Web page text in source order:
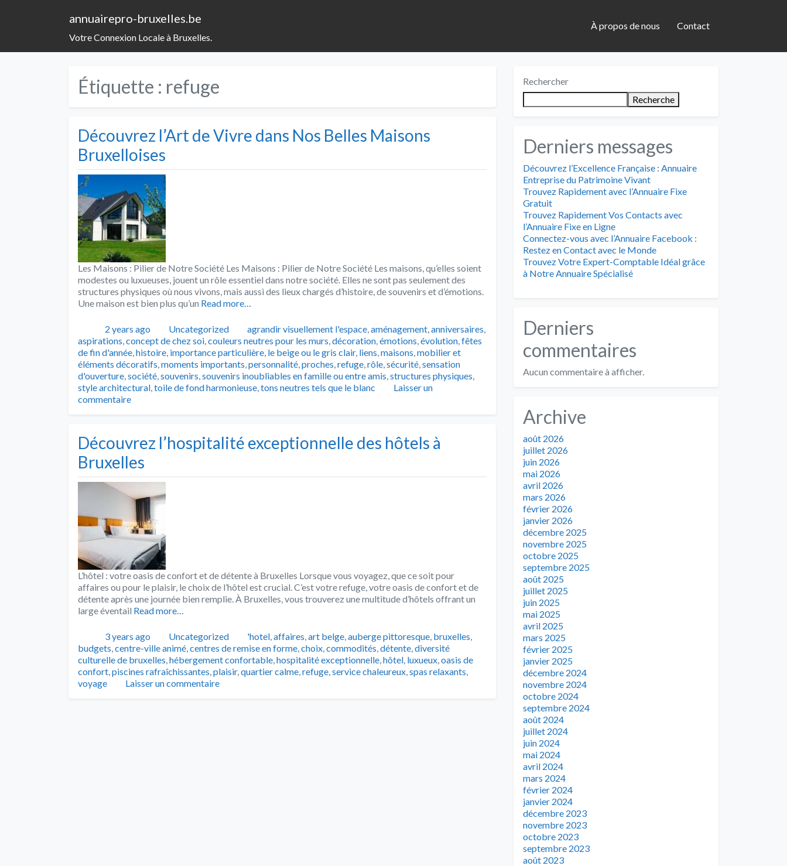
annuairepro-bruxelles.be
Votre Connexion Locale à Bruxelles.
À propos de nous Contact
Étiquette : refuge
Découvrez l’Art de Vivre dans Nos Belles Maisons
Bruxelloises
Les Maisons : Pilier de Notre Société Les Maisons : Pilier de Notre Société Les maisons, qu’elles soient
modestes ou luxueuses, jouent un rôle essentiel dans notre société. Elles ne sont pas seulement des
structures physiques où nous vivons, mais aussi des lieux chargés d’histoire, de souvenirs et d’émotions.
Une maison est bien plus qu’un Read more…
Publié2 years ago Catégories
Uncategorized Tags
agrandir visuellement l'espace,aménagement,anniversaires,
aspirations,concept de chez soi,couleurs neutres pour les murs,décoration,émotions,évolution,fêtes
de fin d'année,histoire, importance particulière, le beige ou le gris clair, liens,maisons,mobilier et
éléments décoratifs,moments importants,personnalité,proches,refuge,rôle,sécurité,sensation
d'ouverture,société,souvenirs,souvenirs inoubliables en famille ou entre amis,structures physiques,
style architectural,toile de fond harmonieuse,tons neutres tels que le blanc
Laisser un
commentaire
Découvrez l’hospitalité exceptionnelle des hôtels à
Bruxelles
L’hôtel : votre oasis de confort et de détente à Bruxelles Lorsque vous voyagez, que ce soit pour
affaires ou pour le plaisir, le choix de l’hôtel est crucial. C’est votre refuge, votre oasis de confort et de
détente après une journée bien remplie. À Bruxelles, vous trouverez une multitude d’hôtels offrant un
large éventail Read more…
Publié3 years ago Catégories
Uncategorized Tags
'hotel,affaires,art belge,auberge pittoresque, bruxelles,
budgets,centre-ville animé,centres de remise en forme,choix,commodités,détente,diversité
culturelle de bruxelles,hébergement confortable,hospitalité exceptionnelle,hôtel, luxueux,oasis de
confort,piscines rafraîchissantes,plaisir,quartier calme,refuge,service chaleureux,spas relaxants,
voyage
Laisser un commentaire
Rechercher
Recherche
Derniers messages
Découvrez l’Excellence Française : Annuaire
Entreprise du Patrimoine Vivant
Trouvez Rapidement avec l’Annuaire Fixe
Gratuit
Trouvez Rapidement Vos Contacts avec
l’Annuaire Fixe en Ligne
Connectez-vous avec l’Annuaire Facebook :
Restez en Contact avec le Monde
Trouvez Votre Expert-Comptable Idéal grâce
à Notre Annuaire Spécialisé
Derniers
commentaires
Aucun commentaire à afficher.
Archive
août 2026
juillet 2026
juin 2026
mai 2026
avril 2026
mars 2026
février 2026
janvier 2026
décembre 2025
novembre 2025
octobre 2025
septembre 2025
août 2025
juillet 2025
juin 2025
mai 2025
avril 2025
mars 2025
février 2025
janvier 2025
décembre 2024
novembre 2024
octobre 2024
septembre 2024
août 2024
juillet 2024
juin 2024
mai 2024
avril 2024
mars 2024
février 2024
janvier 2024
décembre 2023
novembre 2023
octobre 2023
septembre 2023
août 2023